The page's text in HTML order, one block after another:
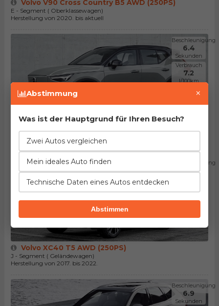
Volvo V90 Cross Country B5 AWD (250PS)
E - Segment ( Oberklassewagen)
Herstellung von 2020. bis aktuell
Beschleunigung
6.4
Sekunden
Verbrauch
7.2
l/100km
Volvo XC40 B5 AWD (250PS)
J - Segment ( Geländewagen)
Herstellung von 2022. bis aktuell
Beschleunigung
6.5
7.2
Volvo XC40 T5 AWD (250PS)
J - Segment ( Geländewagen)
Herstellung von 2017. bis 2022.
Beschleunigung
6.9
Sekunden
Abstimmung ×
Was ist der Hauptgrund für Ihren Besuch?
Zwei Autos vergleichen
Mein ideales Auto finden
Technische Daten eines Autos entdecken
Abstimmen